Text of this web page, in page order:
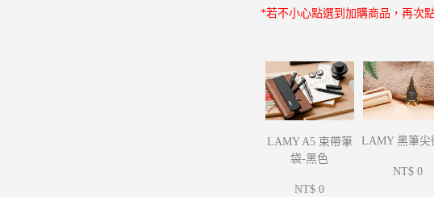
*若不小心點選到加購商品，再次
LAMY A5 束帶筆
袋-黑色
NT$ 0
LAMY 黑筆尖
NT$ 0